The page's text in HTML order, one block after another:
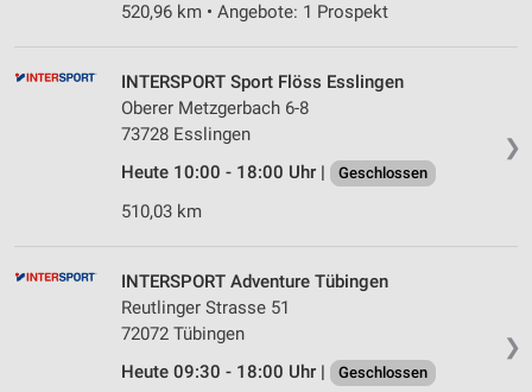
520,96 km • Angebote: 1 Prospekt
❯
INTERSPORT Sport Flöss Esslingen
Oberer Metzgerbach 6-8
73728 Esslingen
Heute 10:00 - 18:00 Uhr |
Geschlossen
510,03 km
❯
INTERSPORT Adventure Tübingen
Reutlinger Strasse 51
72072 Tübingen
Heute 09:30 - 18:00 Uhr |
Geschlossen